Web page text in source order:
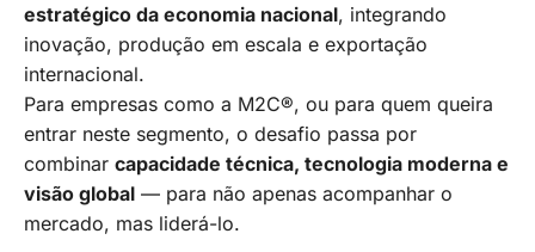
estratégico da economia nacional, integrando
inovação, produção em escala e exportação
internacional.
Para empresas como a M2C®, ou para quem queira
entrar neste segmento, o desafio passa por
combinar capacidade técnica, tecnologia moderna e
visão global — para não apenas acompanhar o
mercado, mas liderá-lo.